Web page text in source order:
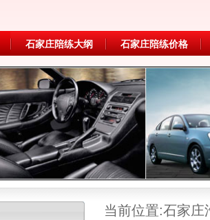
石家庄陪练大纲 石家庄陪练价格
当前位置:石家庄